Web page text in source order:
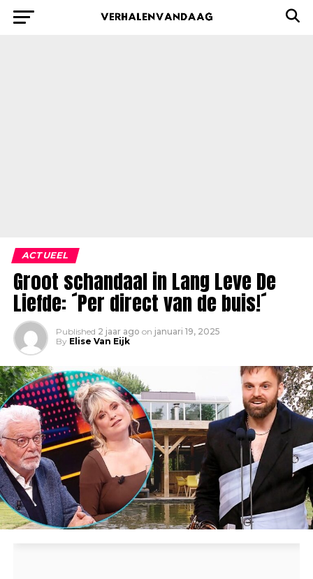
ACTUEEL
Groot schandaal in Lang Leve De
Liefde: ´Per direct van de buis!´
Published 2 jaar ago on januari 19, 2025
By Elise Van Eijk